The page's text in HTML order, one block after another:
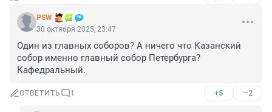
PSW
30 октября 2025, 23:47
Один из главных соборов? А ничего что Казанский
собор именно главный собор Петербурга?
Кафедральный.
ОТВЕТИТЬ 1 +5 –2